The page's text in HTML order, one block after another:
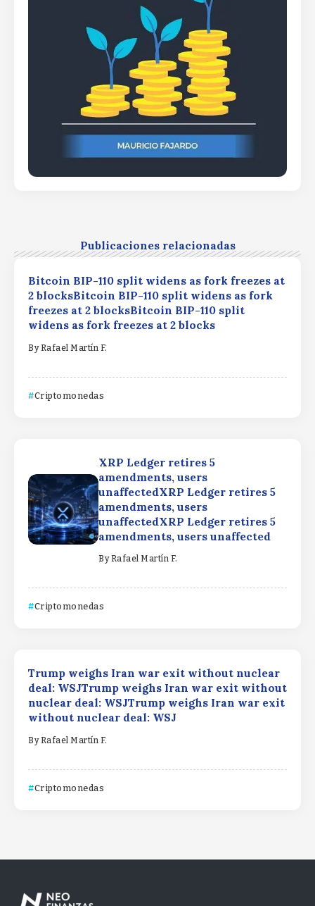
Publicaciones relacionadas
Bitcoin BIP-110 split widens as fork freezes at
2 blocksBitcoin BIP-110 split widens as fork
freezes at 2 blocksBitcoin BIP-110 split
widens as fork freezes at 2 blocks
By Rafael Martín F.
Criptomonedas
XRP Ledger retires 5
amendments, users
unaffectedXRP Ledger retires 5
amendments, users
unaffectedXRP Ledger retires 5
amendments, users unaffected
By Rafael Martín F.
Criptomonedas
Trump weighs Iran war exit without nuclear
deal: WSJTrump weighs Iran war exit without
nuclear deal: WSJTrump weighs Iran war exit
without nuclear deal: WSJ
By Rafael Martín F.
Criptomonedas